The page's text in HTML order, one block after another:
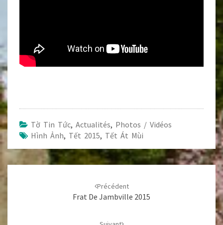
Tờ Tin Tức, Actualités, Photos / Vidéos
Hình Ảnh, Tết 2015, Tết Át Mùi
Précédent
Frat De Jambville 2015